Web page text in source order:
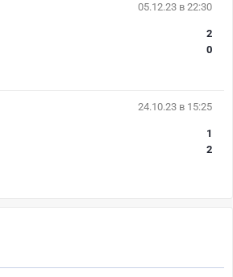
05.12.23 в 22:30
2
0
24.10.23 в 15:25
1
2